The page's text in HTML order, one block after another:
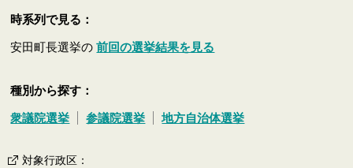
時系列で見る：
安田町長選挙の前回の選挙結果を見る
種別から探す：
衆議院選挙 参議院選挙 地方自治体選挙
対象行政区 ：